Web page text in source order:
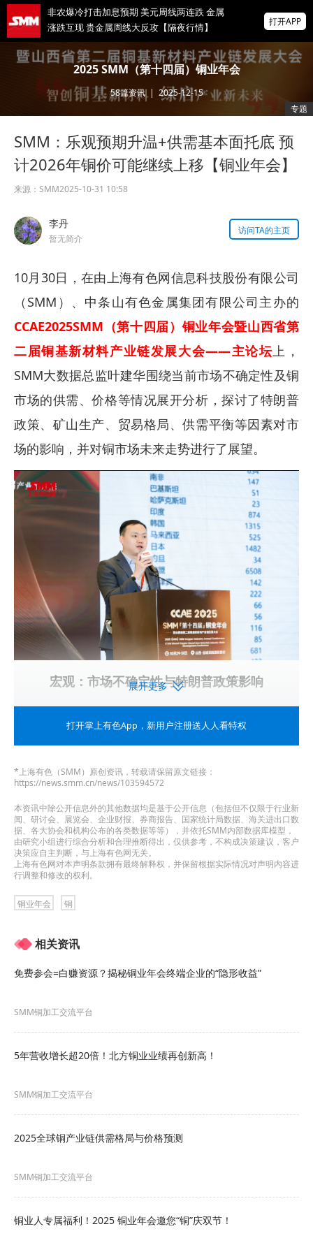
非农爆冷打击加息预期 美元周线两连跌 金属
涨跌互现 贵金属周线大反攻【隔夜行情】
2026 SMM锌业大会圆满落幕！大咖云集 共
寻锌行业破局发展新机遇
美国拟投30亿美元扶持关键矿产
掌上有色
打开APP
2025 SMM（第十四届）铜业年会
58篇资讯| 2025-12-15
专题
SMM：乐观预期升温+供需基本面托底 预
计2026年铜价可能继续上移【铜业年会】
来源： SMM2025-10-31 10:58
李丹
暂无简介
访问TA的主页
10月30日，在由上海有色网信息科技股份有限公司
（SMM）、中条山有色金属集团有限公司主办的
CCAE2025SMM（第十四届）铜业年会暨山西省第
二届铜基新材料产业链发展大会——主论坛上，
SMM大数据总监叶建华围绕当前市场不确定性及铜
市场的供需、价格等情况展开分析，探讨了特朗普
政策、矿山生产、贸易格局、供需平衡等因素对市
场的影响，并对铜市场未来走势进行了展望。
宏观：市场不确定性与特朗普政策影响
美国对等关税，锚定“贸易逆差”，意在解决37万亿
的美债及制造业回流；其所带来的不确定性带来市
价格波动剧烈：其指出今年市场不确定性来自诸如
产业和宏观等使得市场的不确定性加剧，这也增加
了市场分析和研究的难度，如特朗普入主白宫后，
其推特影响全球大宗商品价格波动，3-4月美国加税
扩建，不过，长期的关税将对其他国家的制造业带
来挑战。
中美经贸会谈频繁：4月美国宣布实施对等关税后，
国元首在韩国会晤，这可能会影响铜等有色金属的
展开更多
打开掌上有色App ，新用户注册送人人看特权
*上海有色（SMM）原创资讯，转载请保留原文链接：
https://news.smm.cn/news/103594572
本资讯中除公开信息外的其他数据均是基于公开信息（包括但不仅限于行业新
闻、研讨会、展览会、企业财报、券商报告、国家统计局数据、海关进出口数
据、各大协会和机构公布的各类数据等等），并依托SMM内部数据库模型，
由研究小组进行综合分析和合理推断得出，仅供参考，不构成决策建议，客户
决策应自主判断，与上海有色网无关。
上海有色网对本声明条款拥有最终解释权，并保留根据实际情况对声明内容进
行调整和修改的权利。
铜业年会 铜
相关资讯
免费参会=白赚资源？揭秘铜业年会终端企业的“隐形收益”
SMM铜加工交流平台
5年营收增长超20倍！北方铜业业绩再创新高！
SMM铜加工交流平台
2025全球铜产业链供需格局与价格预测
SMM铜加工交流平台
铜业人专属福利！2025 铜业年会邀您“铜”庆双节！